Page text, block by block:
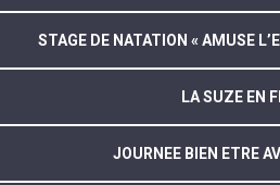
STAGE DE NATATION « AMUSE
LA SUZE EN
JOURNEE BIEN ETRE